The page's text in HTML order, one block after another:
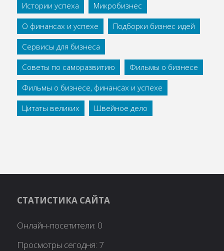
Истории успеха
Микробизнес
О финансах и успехе
Подборки бизнес идей
Сервисы для бизнеса
Советы по саморазвитию
Фильмы о бизнесе
Фильмы о бизнесе, финансах и успехе
Цитаты великих
Швейное дело
СТАТИСТИКА САЙТА
Онлайн-посетители: 0
Просмотры сегодня: 7